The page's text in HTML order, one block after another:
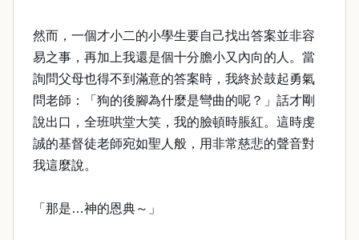
然而，一個才小二的小學生要自己找出答案並非容
易之事，再加上我還是個十分膽小又內向的人。當
詢問父母也得不到滿意的答案時，我終於鼓起勇氣
問老師：「狗的後腳為什麼是彎曲的呢？」話才剛
說出口，全班哄堂大笑，我的臉頓時脹紅。這時虔
誠的基督徒老師宛如聖人般，用非常慈悲的聲音對
我這麼說。
「那是…神的恩典～」